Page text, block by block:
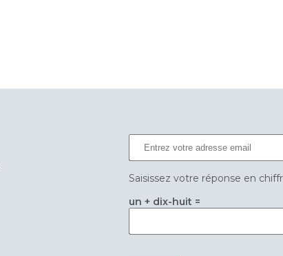
Saisissez votre réponse en
un + dix-huit =